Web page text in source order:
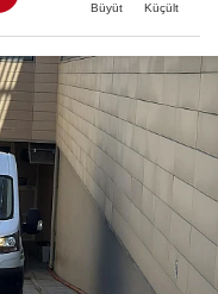
Büyüt Küçült